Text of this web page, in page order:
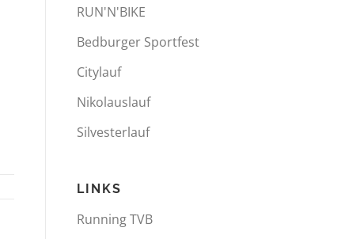
RUN'N'BIKE
Bedburger Sportfest
Citylauf
Nikolauslauf
Silvesterlauf
LINKS
Running TVB